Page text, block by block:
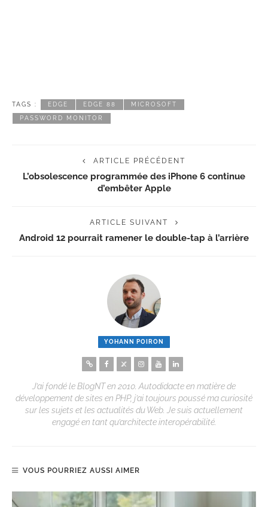
TAGS : EDGE EDGE 88 MICROSOFT
PASSWORD MONITOR
ARTICLE PRÉCÉDENT
L’obsolescence programmée des iPhone 6 continue
d’embêter Apple
ARTICLE SUIVANT
Android 12 pourrait ramener le double-tap à l’arrière
YOHANN POIRON
J’ai fondé le BlogNT en 2010. Autodidacte en matière de
développement de sites en PHP, j’ai toujours poussé ma curiosité
sur les sujets et les actualités du Web. Je suis actuellement
engagé en tant qu’architecte interopérabilité.
VOUS POURRIEZ AUSSI AIMER